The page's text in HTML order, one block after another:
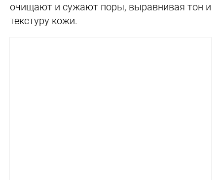
очищают и сужают поры, выравнивая тон и
текстуру кожи.